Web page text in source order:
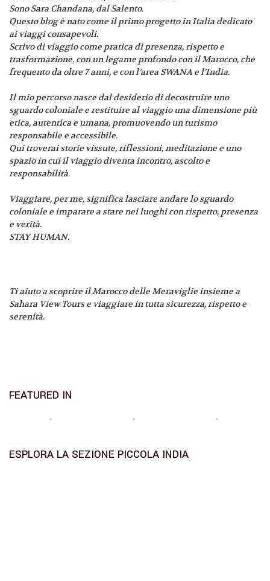
Sono Sara Chandana, dal Salento.
Questo blog è nato come il primo progetto in Italia dedicato
ai viaggi consapevoli.
Scrivo di viaggio come pratica di presenza, rispetto e
trasformazione, con un legame profondo con il Marocco, che
frequento da oltre 7 anni, e con l’area SWANA e l’India.
Il mio percorso nasce dal desiderio di decostruire uno
sguardo coloniale e restituire al viaggio una dimensione più
etica, autentica e umana, promuovendo un turismo
responsabile e accessibile.
Qui troverai storie vissute, riflessioni, meditazione e uno
spazio in cui il viaggio diventa incontro, ascolto e
responsabilità.
Viaggiare, per me, significa lasciare andare lo sguardo
coloniale e imparare a stare nei luoghi con rispetto, presenza
e verità.
STAY HUMAN.
Ti aiuto a scoprire il Marocco delle Meraviglie insieme a
Sahara View Tours e viaggiare in tutta sicurezza, rispetto e
serenità.
FEATURED IN
ESPLORA LA SEZIONE PICCOLA INDIA